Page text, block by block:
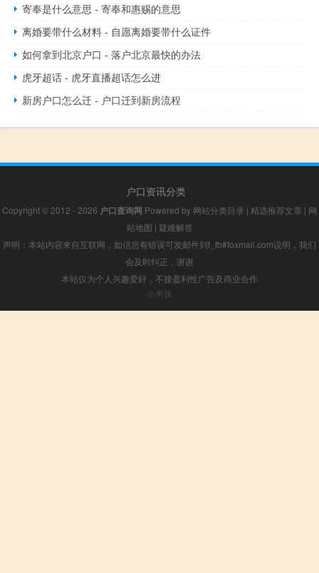
寄奉是什么意思 - 寄奉和惠赐的意思
离婚要带什么材料 - 自愿离婚要带什么证件
如何拿到北京户口 - 落户北京最快的办法
虎牙超话 - 虎牙直播超话怎么进
新房户口怎么迁 - 户口迁到新房流程
户口资讯分类
Copyright © 2012 - 2026 户口查询网 Powered by 网站分类目录 | 精选推荐文章 | 网
站地图 | 疑难解答
声明：本站内容来自互联网，如信息有错误可发邮件到f_fb#foxmail.com说明，我们
会及时纠正，谢谢
本站仅为个人兴趣爱好，不接盈利性广告及商业合作
小男孩